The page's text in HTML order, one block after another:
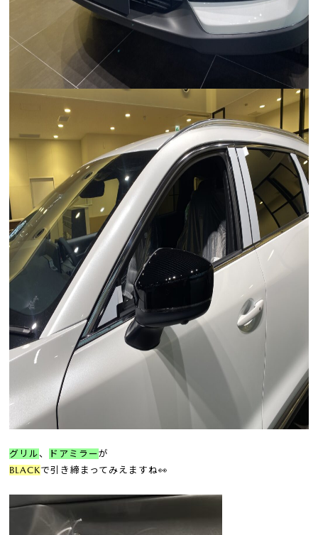
グリル 、 ドアミラーが
BLACKで引き締まってみえますね👀